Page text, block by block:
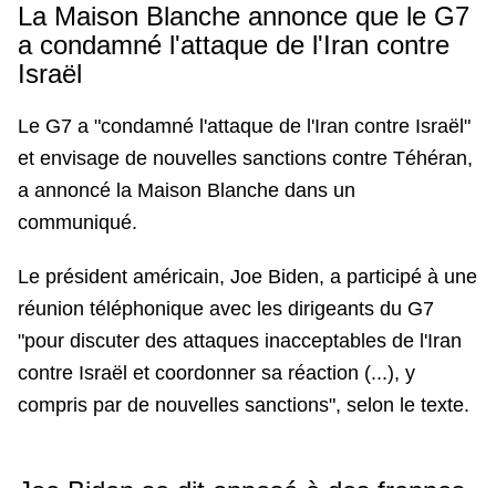
La Maison Blanche annonce que le G7
a condamné l'attaque de l'Iran contre
Israël
Le G7 a "condamné l'attaque de l'Iran contre Israël"
et envisage de nouvelles sanctions contre Téhéran,
a annoncé la Maison Blanche dans un
communiqué.
Le président américain, Joe Biden, a participé à une
réunion téléphonique avec les dirigeants du G7
"pour discuter des attaques inacceptables de l'Iran
contre Israël et coordonner sa réaction (...), y
compris par de nouvelles sanctions", selon le texte.